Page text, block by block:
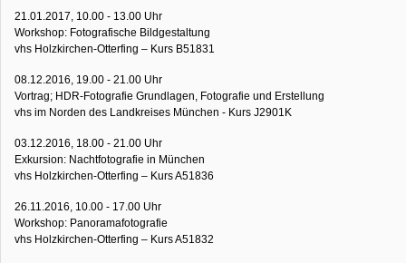
21.01.2017, 10.00 - 13.00 Uhr
Workshop: Fotografische Bildgestaltung
vhs Holzkirchen-Otterfing – Kurs B51831
08.12.2016, 19.00 - 21.00 Uhr
Vortrag; HDR-Fotografie Grundlagen, Fotografie und Erstellung
vhs im Norden des Landkreises München - Kurs J2901K
03.12.2016, 18.00 - 21.00 Uhr
Exkursion: Nachtfotografie in München
vhs Holzkirchen-Otterfing – Kurs A51836
26.11.2016, 10.00 - 17.00 Uhr
Workshop: Panoramafotografie
vhs Holzkirchen-Otterfing – Kurs A51832